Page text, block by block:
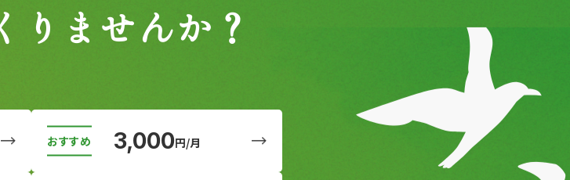
りませんか？
3,000円/月